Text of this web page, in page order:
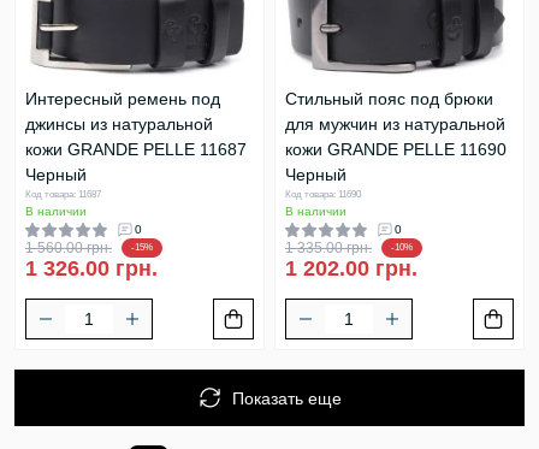
Интересный ремень под
джинсы из натуральной
кожи GRANDE PELLE 11687
Черный
Код товара: 11687
В наличии
0
1 560.00 грн. -15%
1 326.00 грн.
Стильный пояс под брюки
для мужчин из натуральной
кожи GRANDE PELLE 11690
Черный
Код товара: 11690
В наличии
0
1 335.00 грн. -10%
1 202.00 грн.
Показать еще